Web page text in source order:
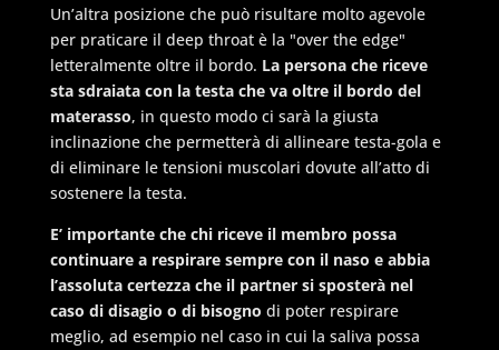
Un’altra posizione che può risultare molto agevole
per praticare il deep throat è la "over the edge"
letteralmente oltre il bordo. La persona che riceve
sta sdraiata con la testa che va oltre il bordo del
materasso, in questo modo ci sarà la giusta
inclinazione che permetterà di allineare testa-gola e
di eliminare le tensioni muscolari dovute all’atto di
sostenere la testa.
E’ importante che chi riceve il membro possa
continuare a respirare sempre con il naso e abbia
l’assoluta certezza che il partner si sposterà nel
caso di disagio o di bisogno di poter respirare
meglio, ad esempio nel caso in cui la saliva possa